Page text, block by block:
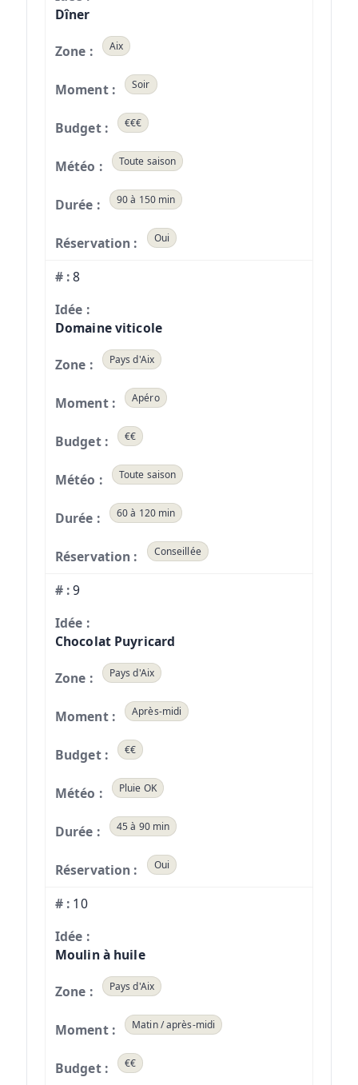
Dîner
Aix
Soir
€€€
Toute saison
90 à 150 min
Oui
8
Domaine viticole
Pays d'Aix
Apéro
€€
Toute saison
60 à 120 min
Conseillée
9
Chocolat Puyricard
Pays d'Aix
Après-midi
€€
Pluie OK
45 à 90 min
Oui
10
Moulin à huile
Pays d'Aix
Matin / après-midi
€€